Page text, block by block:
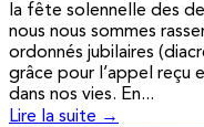
la fête solennelle des
nous nous sommes
ordonnés jubilaires
grâce pour l’appel reçu
dans nos vies. En...
Lire la suite →